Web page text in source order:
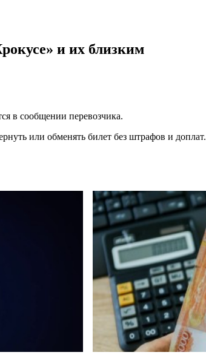
и их близким
в сообщении перевозчика.
или обменять билет без штрафов и доплат.